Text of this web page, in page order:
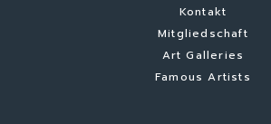
Kontakt
Mitgliedschaft
Art Galleries
Famous Artists